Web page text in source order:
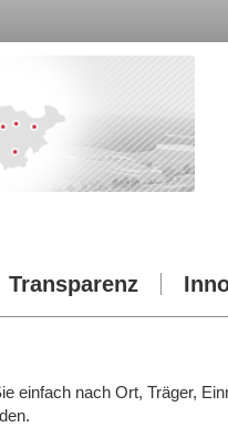
Transparenz
einfach nach Ort, Träger,